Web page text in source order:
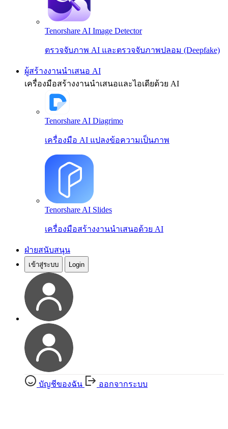
Tenorshare AI Image Detector
ตรวจจับภาพ AI และตรวจจับภาพปลอม (Deepfake)
ผู้สร้างงานนำเสนอ AI
เครื่องมือสร้างงานนำเสนอและไอเดียด้วย AI
Tenorshare AI Diagrimo
เครื่องมือ AI แปลงข้อความเป็นภาพ
Tenorshare AI Slides
เครื่องมือสร้างงานนำเสนอด้วย AI
ฝ่ายสนับสนุน
เข้าสู่ระบบ Login
บัญชีของฉัน ออกจากระบบ